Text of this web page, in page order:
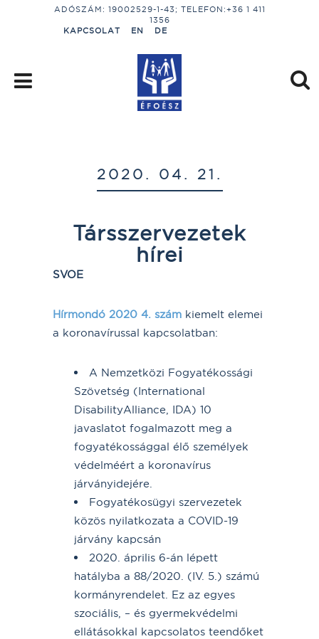
ADÓSZÁM: 19002529-1-43; TELEFON:+36 1 411
1356
KAPCSOLAT
EN DE
2020. 04. 21.
Társszervezetek
hírei
SVOE
Hírmondó 2020 4. szám kiemelt elemei
a koronavírussal kapcsolatban:
A Nemzetközi Fogyatékossági
Szövetség (International
DisabilityAlliance, IDA) 10
javaslatot fogalmazott meg a
fogyatékossággal élő személyek
védelméért a koronavírus
járványidejére.
Fogyatékosügyi szervezetek
közös nyilatkozata a COVID-19
járvány kapcsán
2020. április 6-án lépett
hatályba a 88/2020. (IV. 5.) számú
kormányrendelet. Ez az egyes
szociális, – és gyermekvédelmi
ellátásokkal kapcsolatos teendőket